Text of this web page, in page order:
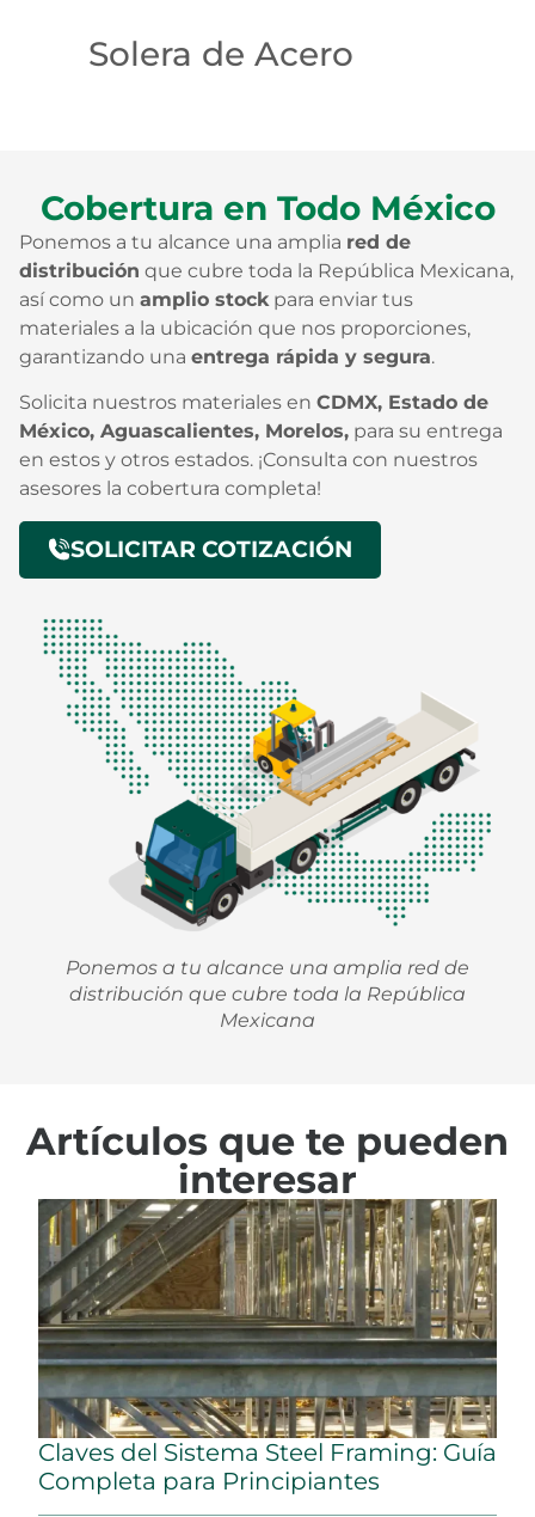
Solera de Acero
Cobertura en Todo México
Ponemos a tu alcance una amplia red de
distribución que cubre toda la República Mexicana,
así como un amplio stockpara enviar tus
materiales a la ubicación que nos proporciones,
garantizando una entrega rápida y segura.
Solicita nuestros materiales en CDMX, Estado de
México, Aguascalientes, Morelos, para su entrega
en estos y otros estados. ¡Consulta con nuestros
asesores la cobertura completa!
SOLICITAR COTIZACIÓN
Ponemos a tu alcance una amplia red de
distribución que cubre toda la República
Mexicana
Artículos que te pueden
interesar
Claves del Sistema Steel Framing: Guía
Completa para Principiantes